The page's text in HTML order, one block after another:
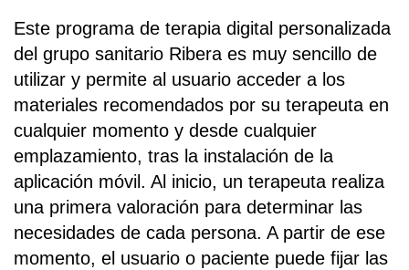
Este programa de terapia digital personalizada
del grupo sanitario Ribera es muy sencillo de
utilizar y permite al usuario acceder a los
materiales recomendados por su terapeuta en
cualquier momento y desde cualquier
emplazamiento, tras la instalación de la
aplicación móvil. Al inicio, un terapeuta realiza
una primera valoración para determinar las
necesidades de cada persona. A partir de ese
momento, el usuario o paciente puede fijar las